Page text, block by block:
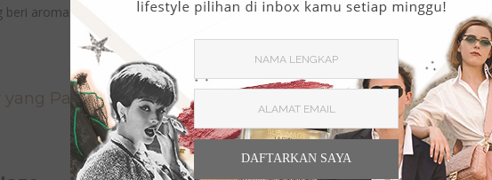
beri aroma sensual. It’s so good!
Paling Banyak Dicari 2022, Harus Punya!
DAFTARKAN SAYA